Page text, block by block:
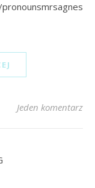
Jeden komentarz